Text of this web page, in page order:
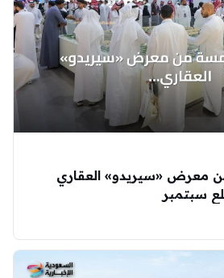
معرض «سيريدو» العقاري
سبتمبر